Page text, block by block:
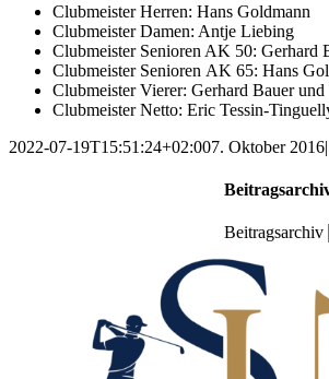
Clubmeister Herren: Hans Goldmann
Clubmeister Damen: Antje Liebing
Clubmeister Senioren AK 50: Gerhard
Clubmeister Senioren AK 65: Hans
Clubmeister Vierer: Gerhard Bauer
Clubmeister Netto: Eric Tessin-
2022-07-19T15:51:24+02:007. Oktober 2016|
Beitragsarchiv